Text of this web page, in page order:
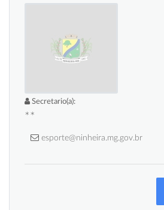
Secretario(a):
**
esporte@ninheira.mg.gov.br